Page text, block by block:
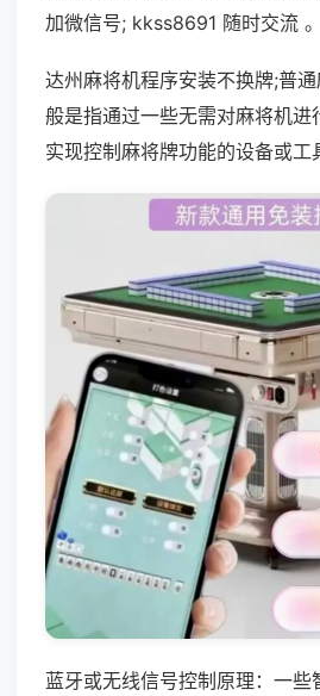
加微信号; kkss8691 随时交流 。
达州麻将机程序安装不换牌;普
般是指通过一些无需对麻将机进
实现控制麻将牌功能的设备或工
蓝牙或无线信号控制原理：一些